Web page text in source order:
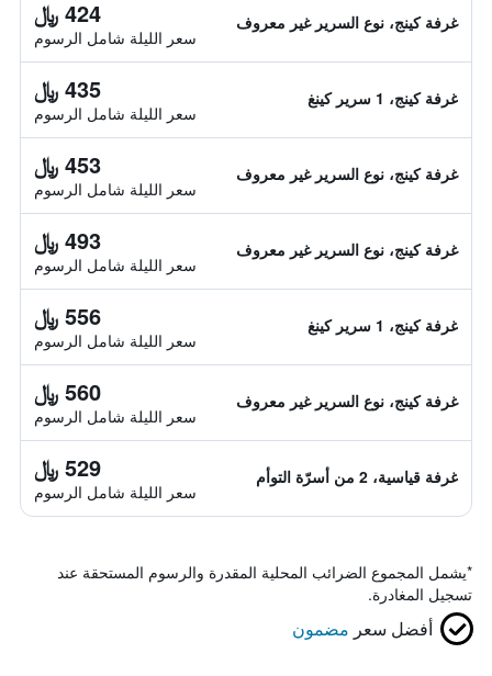
غرفة كينج، نوع السرير غير معروف 424 ﷼
سعر الليلة شامل الرسوم
غرفة كينج، 1 سرير كينغ 435 ﷼
سعر الليلة شامل الرسوم
غرفة كينج، نوع السرير غير معروف 453 ﷼
سعر الليلة شامل الرسوم
غرفة كينج، نوع السرير غير معروف 493 ﷼
سعر الليلة شامل الرسوم
غرفة كينج، 1 سرير كينغ 556 ﷼
سعر الليلة شامل الرسوم
غرفة كينج، نوع السرير غير معروف 560 ﷼
سعر الليلة شامل الرسوم
غرفة قياسية، 2 من أسرّة التوأم 529 ﷼
سعر الليلة شامل الرسوم
*يشمل المجموع الضرائب المحلية المقدرة والرسوم المستحقة عند
تسجيل المغادرة.
أفضل سعر مضمون